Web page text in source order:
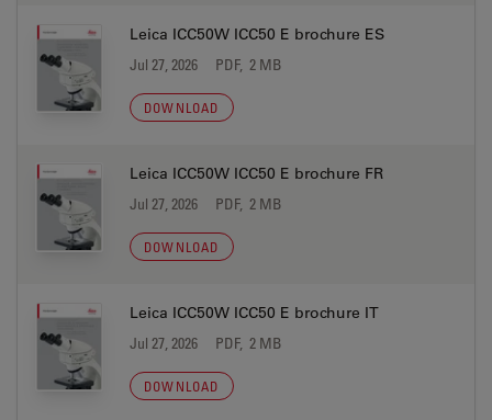
Leica ICC50W ICC50 E brochure ES
Jul 27, 2026 PDF, 2 MB
DOWNLOAD
Leica ICC50W ICC50 E brochure FR
Jul 27, 2026 PDF, 2 MB
DOWNLOAD
Leica ICC50W ICC50 E brochure IT
Jul 27, 2026 PDF, 2 MB
DOWNLOAD